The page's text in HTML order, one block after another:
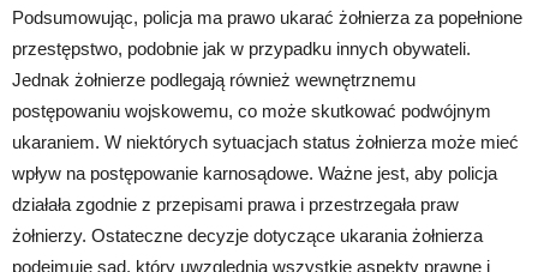
Podsumowując, policja ma prawo ukarać żołnierza za popełnione
przestępstwo, podobnie jak w przypadku innych obywateli.
Jednak żołnierze podlegają również wewnętrznemu
postępowaniu wojskowemu, co może skutkować podwójnym
ukaraniem. W niektórych sytuacjach status żołnierza może mieć
wpływ na postępowanie karnosądowe. Ważne jest, aby policja
działała zgodnie z przepisami prawa i przestrzegała praw
żołnierzy. Ostateczne decyzje dotyczące ukarania żołnierza
podejmuje sąd, który uwzględnia wszystkie aspekty prawne i